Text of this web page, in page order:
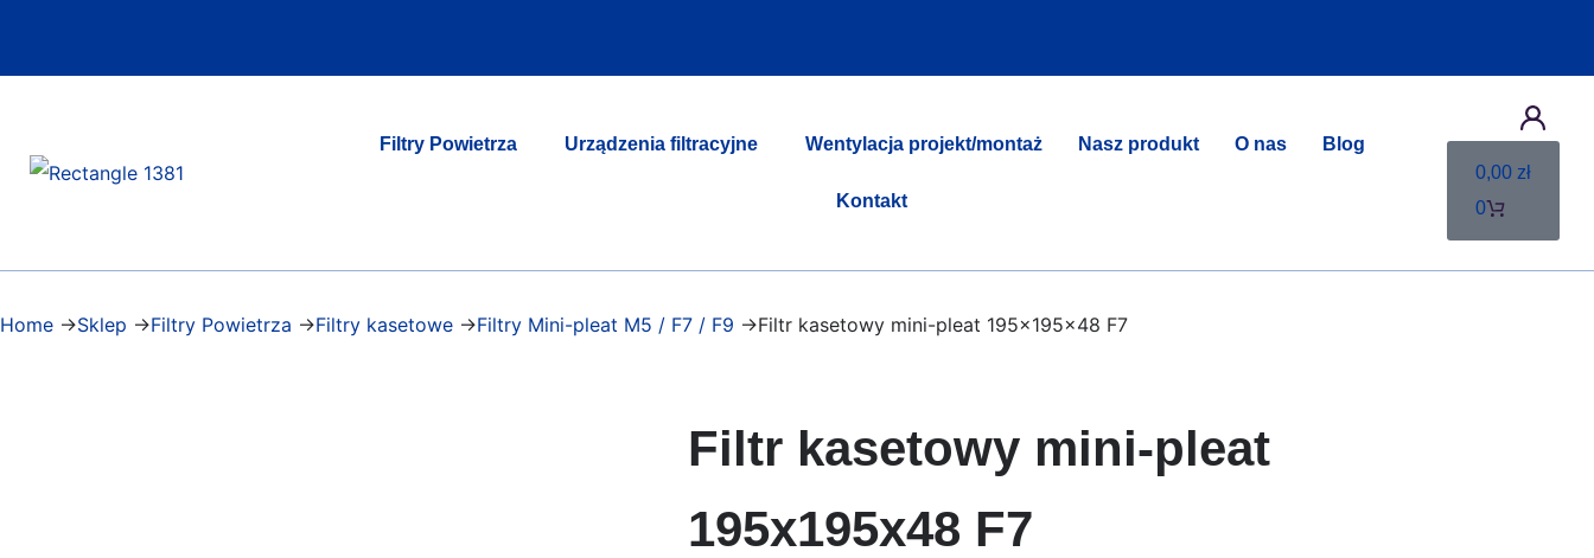
Filtry Powietrza Urządzenia filtracyjne Wentylacja projekt/montaż Nasz produkt O nas Blog
Kontakt
0,00 zł
0
Home ->Sklep ->Filtry Powietrza ->Filtry kasetowe ->Filtry Mini-pleat M5 / F7 / F9 ->Filtr kasetowy mini-pleat 195x195x48 F7
Filtr kasetowy mini-pleat
195x195x48 F7